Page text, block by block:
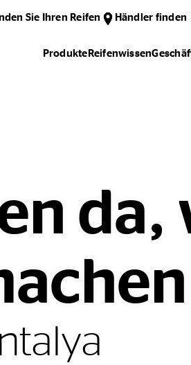
Sie Ihren Reifen Händler finden
Produkte Reifenwissen
da,